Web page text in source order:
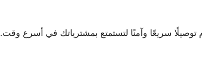
سريعًا وآمنًا لتستمتع بمشترياتك في أسرع وقت.